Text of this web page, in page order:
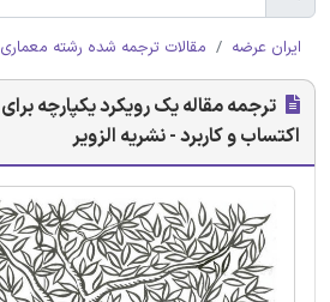
ایران عرضه مقالات ترجمه شده رشته معماری
اکتساب و کاربرد - نشریه الزویر